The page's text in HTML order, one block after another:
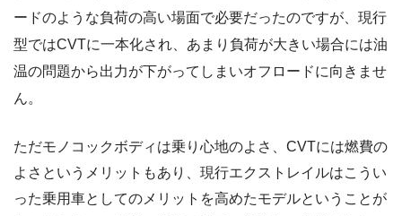
ードのような負荷の高い場面で必要だったのですが、現行
型ではCVTに一本化され、あまり負荷が大きい場合には油
温の問題から出力が下がってしまいオフロードに向きませ
ん。
ただモノコックボディは乗り心地のよさ、CVTには燃費の
よさというメリットもあり、現行エクストレイルはこうい
った乗用車としてのメリットを高めたモデルということが